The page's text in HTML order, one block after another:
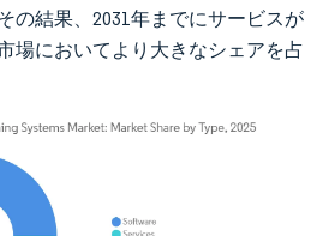
の結果、2031年までにサービスが
場においてより大きなシェアを占